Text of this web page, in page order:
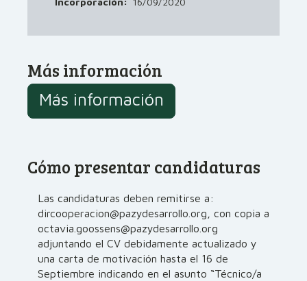
Más información
Más información
Cómo presentar candidaturas
Las candidaturas deben remitirse a:
dircooperacion@pazydesarrollo.org, con copia a
octavia.goossens@pazydesarrollo.org
adjuntando el CV debidamente actualizado y
una carta de motivación hasta el 16 de
Septiembre indicando en el asunto “Técnico/a